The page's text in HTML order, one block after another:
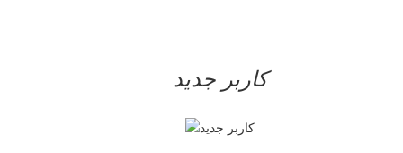
کاربر جدید